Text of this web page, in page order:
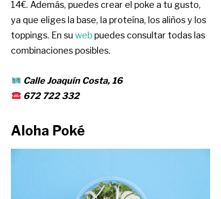
14€. Además, puedes crear el poke a tu gusto,
ya que eliges la base, la proteína, los aliños y los
toppings. En suweb puedes consultar todas las
combinaciones posibles.
Calle Joaquín Costa, 16
672 722 332
Aloha Poké